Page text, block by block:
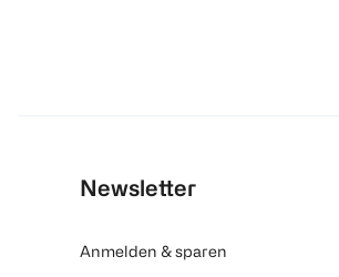
Newsletter
Anmelden & sparen